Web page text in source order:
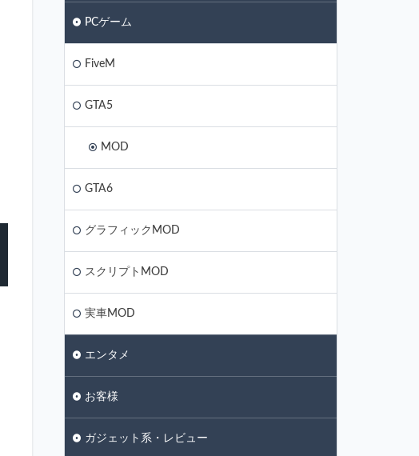
PCゲーム
FiveM
GTA5
MOD
GTA6
グラフィックMOD
スクリプトMOD
実車MOD
エンタメ
お客様
ガジェット系・レビュー